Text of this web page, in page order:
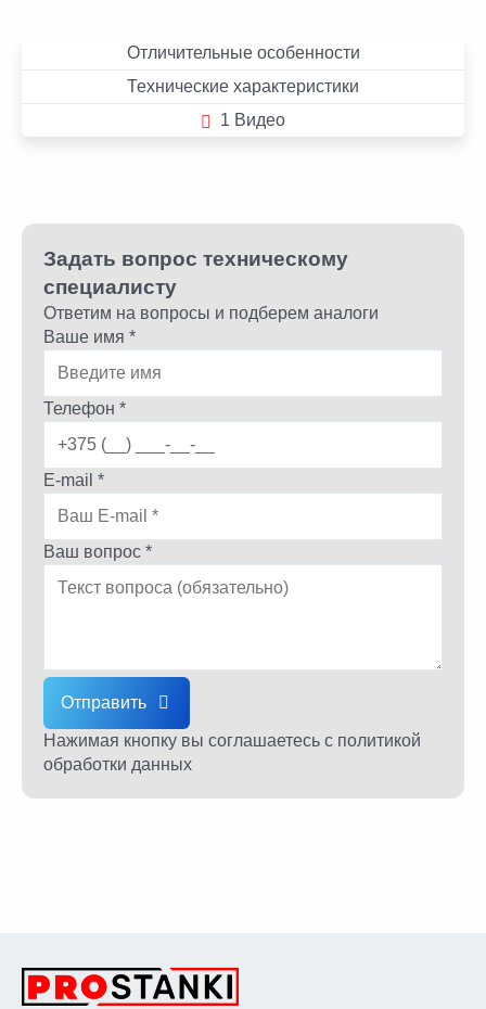
Отличительные особенности
Технические характеристики
1 Видео
Задать вопрос техническому
специалисту
Ответим на вопросы и подберем аналоги
Ваше имя *
Телефон *
E-mail *
Ваш вопрос *
Отправить
Нажимая кнопку вы соглашаетесь с политикой
обработки данных